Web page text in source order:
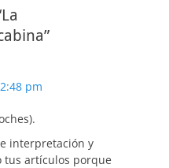
pm
interpretación y
tus artículos porque